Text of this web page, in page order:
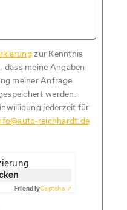
zur Kenntnis
dass meine Angaben
meiner Anfrage
werden.
jederzeit für
reichhardt.de
FriendlyCaptcha ⇗